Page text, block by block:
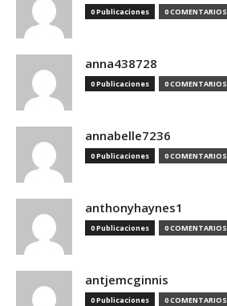
0 Publicaciones 0 COMENTARIOS
anna438728
0 Publicaciones 0 COMENTARIOS
annabelle7236
0 Publicaciones 0 COMENTARIOS
anthonyhaynes1
0 Publicaciones 0 COMENTARIOS
antjemcginnis
0 Publicaciones 0 COMENTARIOS